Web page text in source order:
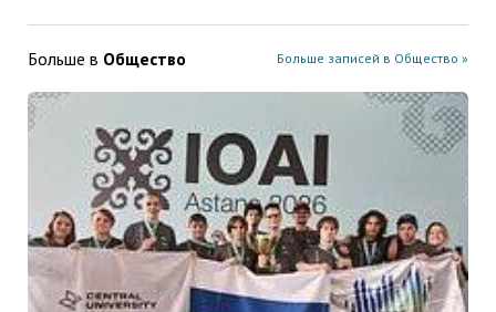
Больше в Общество Больше записей в Общество »